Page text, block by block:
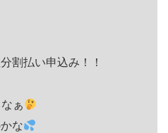
割払い申込み！！
ぁ
な